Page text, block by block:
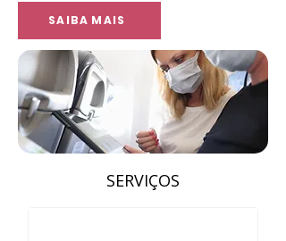
SAIBA MAIS
SERVIÇOS